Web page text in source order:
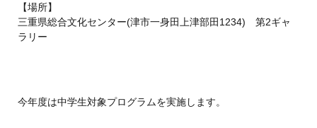
【場所】
三重県総合文化センター(津市一身田上津部田1234) 第2ギャ
ラリー
今年度は中学生対象プログラムを実施します。